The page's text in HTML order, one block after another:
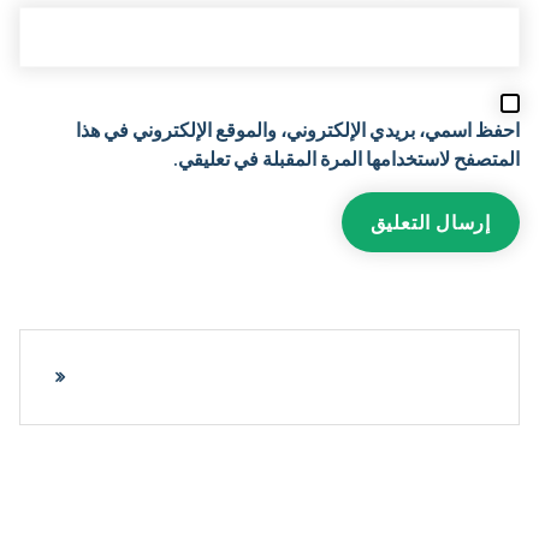
احفظ اسمي، بريدي الإلكتروني، والموقع الإلكتروني في هذا
المتصفح لاستخدامها المرة المقبلة في تعليقي.